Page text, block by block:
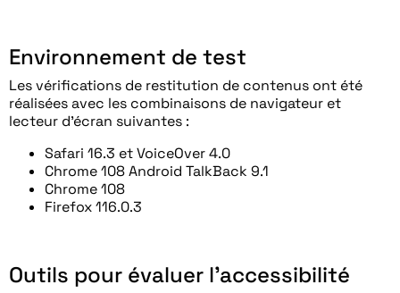
Environnement de test
Les vérifications de restitution de contenus ont été
réalisées avec les combinaisons de navigateur et
lecteur d’écran suivantes :
Safari 16.3 et VoiceOver 4.0
Chrome 108 Android TalkBack 9.1
Chrome 108
Firefox 116.0.3
Outils pour évaluer l’accessibilité